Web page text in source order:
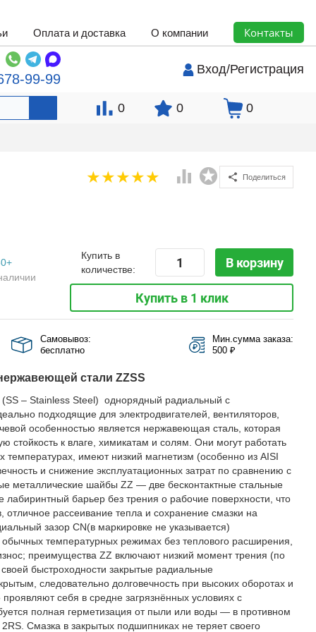
Оплата и доставка О компании Контакты
99-99
Вход/Регистрация
0 0 0
Поделиться
Купить в
количестве:
В корзину
Купить в 1 клик
Самовывоз:
бесплатно
Мин.сумма заказа:
500 ₽
стали ZZSS
– Stainless Steel) однорядный радиальный с
подходящие для электродвигателей, вентиляторов,
особенностью является нержавеющая сталь, которая
стойкость к влаге, химикатам и солям. Они могут работать
температурах, имеют низкий магнетизм (особенно из AISI
и снижение эксплуатационных затрат по сравнению с
металлические шайбы ZZ — две бесконтактные стальные
барьер без трения о рабочие поверхности, что
рассеивание тепла и сохранение смазки на
зазор CN(в маркировке не указывается)
температурных режимах без теплового расширения,
преимущества ZZ включают низкий момент трения (по
быстроходности закрытые радиальные
следовательно долговечность при высоких оборотах и
себя в средне загрязнённых условиях с
полная герметизация от пыли или воды — в противном
Смазка в закрытых подшипниках не теряет своего